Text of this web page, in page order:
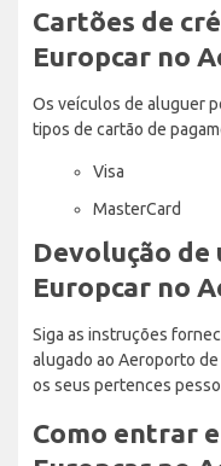
Cartões de
Europcar no
Os veículos de aluguer
tipos de cartão de
Visa
MasterCard
Devolução de
Europcar no
Siga as instruções
alugado ao Aeroporto
os seus pertences
Como entrar